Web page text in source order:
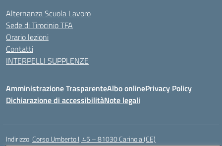
Alternanza Scuola Lavoro
Sede di Tirocinio TFA
Orario lezioni
Contatti
INTERPELLI SUPPLENZE
Amministrazione TrasparenteAlbo onlinePrivacy Policy
Dichiarazione di accessibilitàNote legali
Indirizzo: Corso Umberto I, 45 – 81030 Carinola (CE)